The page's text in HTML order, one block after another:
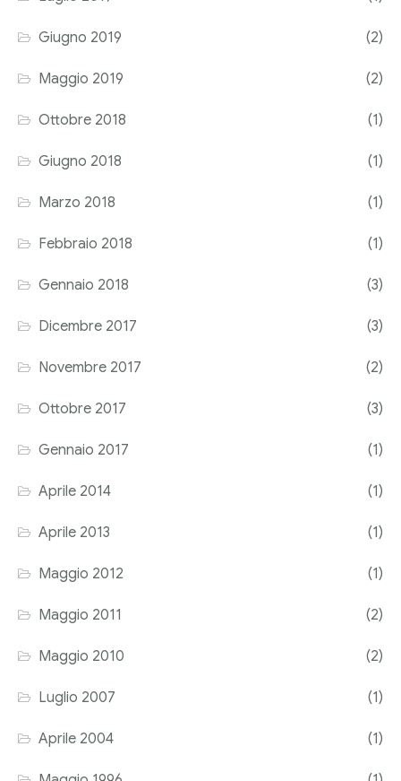
Giugno 2019 (2)
Maggio 2019 (2)
Ottobre 2018 (1)
Giugno 2018 (1)
Marzo 2018 (1)
Febbraio 2018 (1)
Gennaio 2018 (3)
Dicembre 2017 (3)
Novembre 2017 (2)
Ottobre 2017 (3)
Gennaio 2017 (1)
Aprile 2014 (1)
Aprile 2013 (1)
Maggio 2012 (1)
Maggio 2011 (2)
Maggio 2010 (2)
Luglio 2007 (1)
Aprile 2004 (1)